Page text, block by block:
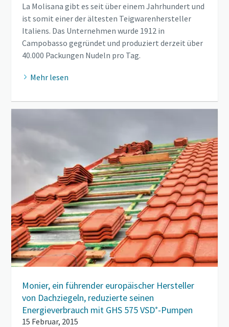
La Molisana gibt es seit über einem Jahrhundert und
ist somit einer der ältesten Teigwarenhersteller
Italiens. Das Unternehmen wurde 1912 in
Campobasso gegründet und produziert derzeit über
40.000 Packungen Nudeln pro Tag.
Mehr lesen
Monier, ein führender europäischer Hersteller
von Dachziegeln, reduzierte seinen
Energieverbrauch mit GHS 575 VSD⁺-Pumpen
15 Februar, 2015